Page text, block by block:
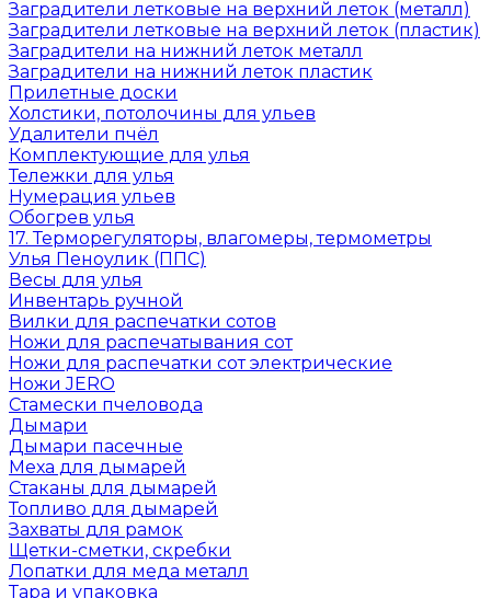
Заградители летковые на верхний леток (металл)
Заградители летковые на верхний леток (пластик)
Заградители на нижний леток металл
Заградители на нижний леток пластик
Прилетные доски
Холстики, потолочины для ульев
Удалители пчёл
Комплектующие для улья
Тележки для улья
Нумерация ульев
Обогрев улья
17. Терморегуляторы, влагомеры, термометры
Улья Пеноулик (ППС)
Весы для улья
Инвентарь ручной
Вилки для распечатки сотов
Ножи для распечатывания сот
Ножи для распечатки сот электрические
Ножи JERO
Стамески пчеловода
Дымари
Дымари пасечные
Меха для дымарей
Стаканы для дымарей
Топливо для дымарей
Захваты для рамок
Щетки-сметки, скребки
Лопатки для меда металл
Тара и упаковка